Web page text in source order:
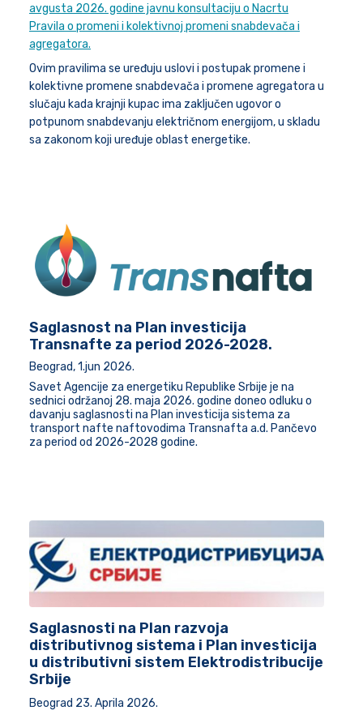
avgusta 2026. godine javnu konsultaciju o Nacrtu
Pravila o promeni i kolektivnoj promeni snabdevača i
agregatora.
Ovim pravilima se uređuju uslovi i postupak promene i
kolektivne promene snabdevača i promene agregatora u
slučaju kada krajnji kupac ima zaključen ugovor o
potpunom snabdevanju električnom energijom, u skladu
sa zakonom koji uređuje oblast energetike.
Saglasnost na Plan investicija
Transnafte za period 2026-2028.
Beograd, 1.jun 2026.
Savet Agencije za energetiku Republike Srbije je na
sednici održanoj 28. maja 2026. godine doneo odluku o
davanju saglasnosti na Plan investicija sistema za
transport nafte naftovodima Transnafta a.d. Pančevo
za period od 2026-2028 godine.
Saglasnosti na Plan razvoja
distributivnog sistema i Plan investicija
u distributivni sistem Elektrodistribucije
Srbije
Beograd 23. Aprila 2026.